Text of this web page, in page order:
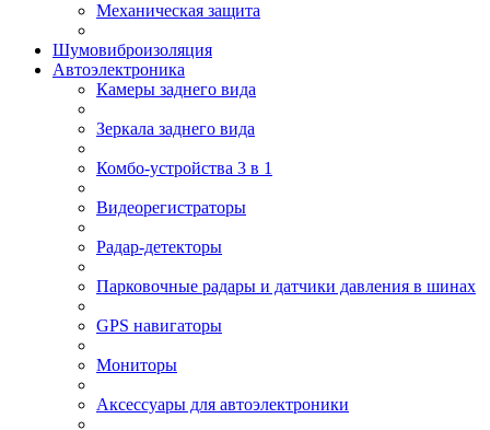
Механическая защита
Шумовиброизоляция
Автоэлектроника
Камеры заднего вида
Зеркала заднего вида
Комбо-устройства 3 в 1
Видеорегистраторы
Радар-детекторы
Парковочные радары и датчики давления в шинах
GPS навигаторы
Мониторы
Аксессуары для автоэлектроники